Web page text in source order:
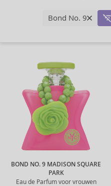
Bond No. 9
BOND NO. 9 MADISON SQUARE
PARK
Eau de Parfum voor vrouwen